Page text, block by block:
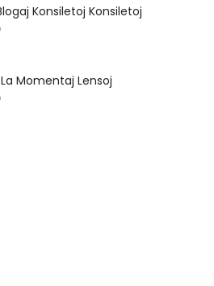
Konsiletoj Konsiletoj
Momentaj Lensoj